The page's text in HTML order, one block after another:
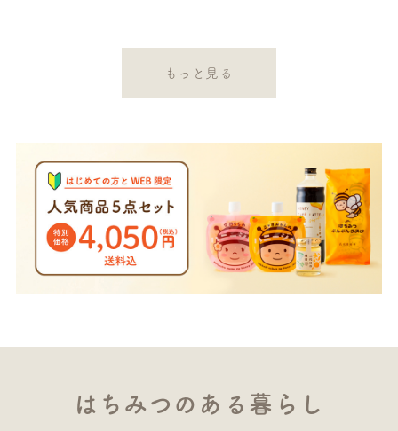
もっと見る
はちみつのある暮らし